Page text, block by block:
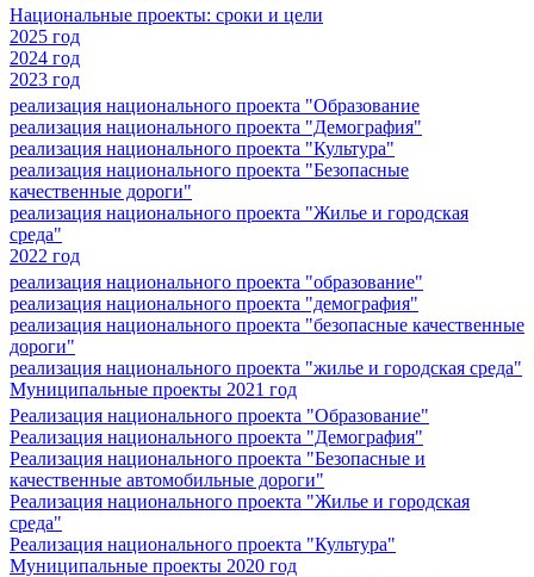
Национальные проекты: сроки и цели
2025 год
2024 год
2023 год
реализация национального проекта "Образование
реализация национального проекта "Демография"
реализация национального проекта "Культура"
реализация национального проекта "Безопасные
качественные дороги"
реализация национального проекта "Жилье и городская
среда"
2022 год
реализация национального проекта "образование"
реализация национального проекта "демография"
реализация национального проекта "безопасные качественные
дороги"
реализация национального проекта "жилье и городская среда"
Муниципальные проекты 2021 год
Реализация национального проекта "Образование"
Реализация национального проекта "Демография"
Реализация национального проекта "Безопасные и
качественные автомобильные дороги"
Реализация национального проекта "Жилье и городская
среда"
Реализация национального проекта "Культура"
Муниципальные проекты 2020 год